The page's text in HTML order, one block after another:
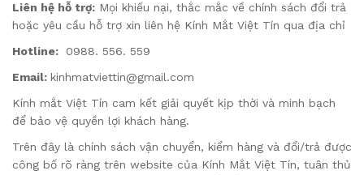
Liên hệ hỗ trợ: Mọi khiếu nại, thắc mắc về chính sách đổi trả
hoặc yêu cầu hỗ trợ xin liên hệ Kính Mắt Việt Tín qua địa chỉ
Hotline: 0988. 556. 559
Email: kinhmatviettin@gmail.com
Kính mắt Việt Tín cam kết giải quyết kịp thời và minh bạch
để bảo vệ quyền lợi khách hàng.
Trên đây là chính sách vận chuyển, kiểm hàng và đổi/trả được
công bố rõ ràng trên website của Kính Mắt Việt Tín, tuân thủ